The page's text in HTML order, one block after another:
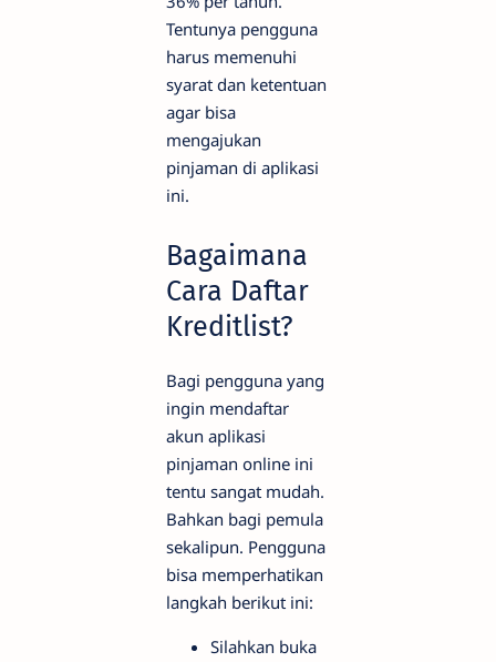
Tentunya pengguna
harus memenuhi
syarat dan ketentuan
agar bisa
mengajukan
pinjaman di aplikasi
ini.
Bagaimana
Cara Daftar
Kreditlist?
Bagi pengguna yang
ingin mendaftar
akun aplikasi
pinjaman online ini
tentu sangat mudah.
Bahkan bagi pemula
sekalipun. Pengguna
bisa memperhatikan
langkah berikut ini:
Silahkan buka